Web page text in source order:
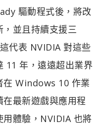
驅動程式後，將改
並且持續支援三
代表 NVIDIA 對這些
11 年，遠遠超出業界
在 Windows 10 作業
最新遊戲與應用程
體驗，NVIDIA 也將